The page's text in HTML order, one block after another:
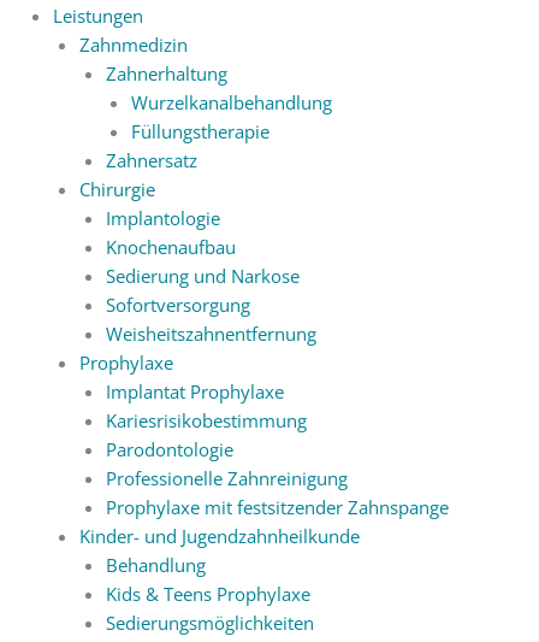
Leistungen
Zahnmedizin
Zahnerhaltung
Wurzelkanalbehandlung
Füllungstherapie
Zahnersatz
Chirurgie
Implantologie
Knochenaufbau
Sedierung und Narkose
Sofortversorgung
Weisheitszahnentfernung
Prophylaxe
Implantat Prophylaxe
Kariesrisikobestimmung
Parodontologie
Professionelle Zahnreinigung
Prophylaxe mit festsitzender Zahnspange
Kinder- und Jugendzahnheilkunde
Behandlung
Kids & Teens Prophylaxe
Sedierungsmöglichkeiten